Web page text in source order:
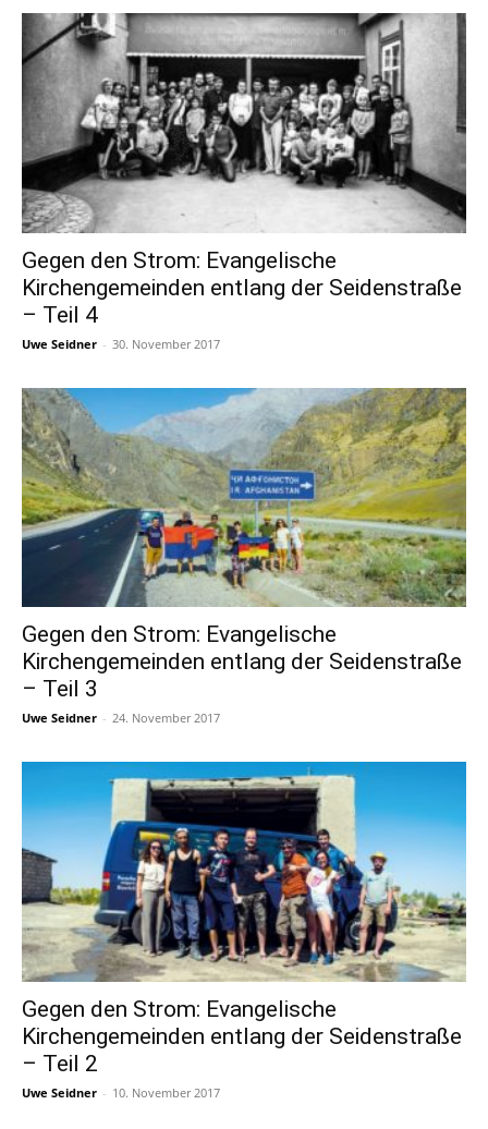
Gegen den Strom: Evangelische
Kirchengemeinden entlang der Seidenstraße
– Teil 4
Uwe Seidner - 30. November 2017
Gegen den Strom: Evangelische
Kirchengemeinden entlang der Seidenstraße
– Teil 3
Uwe Seidner - 24. November 2017
Gegen den Strom: Evangelische
Kirchengemeinden entlang der Seidenstraße
– Teil 2
Uwe Seidner - 10. November 2017